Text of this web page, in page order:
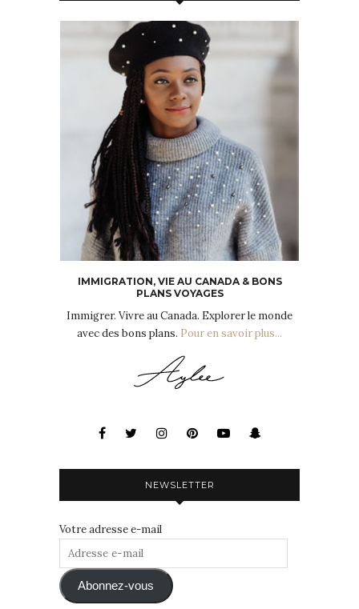
IMMIGRATION, VIE AU CANADA & BONS
PLANS VOYAGES
Immigrer. Vivre au Canada. Explorer le monde
avec des bons plans. Pour en savoir plus...
NEWSLETTER
Votre adresse e-mail
Adresse
mail Abonnez-vous